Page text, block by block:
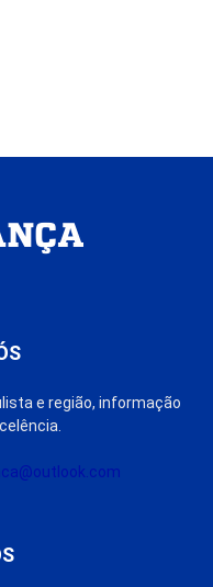
e região, informação